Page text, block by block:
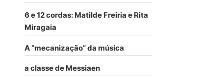
6 e 12 cordas: Matilde Freiria e Rita
Miragaia
A “mecanização” da música
a classe de Messiaen